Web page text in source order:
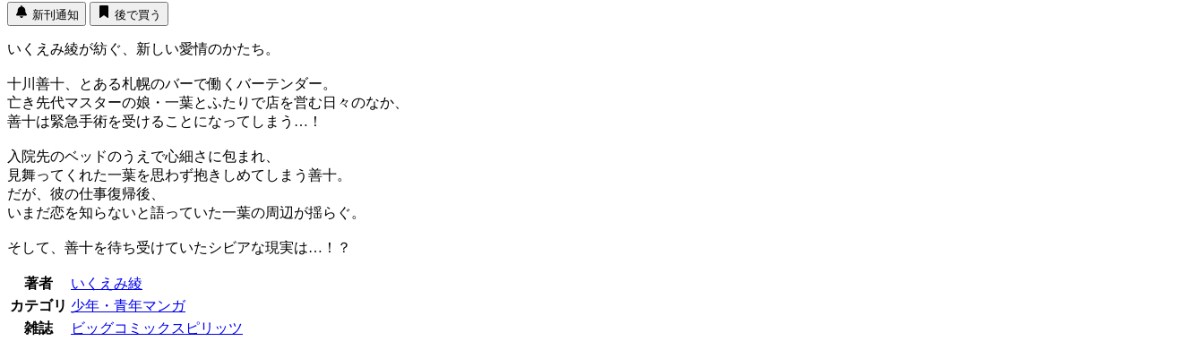
新刊通知 後で買う
いくえみ綾が紡ぐ、新しい愛情のかたち。
十川善十、とある札幌のバーで働くバーテンダー。
亡き先代マスターの娘・一葉とふたりで店を営む日々のなか、
善十は緊急手術を受けることになってしまう…！
入院先のベッドのうえで心細さに包まれ、
見舞ってくれた一葉を思わず抱きしめてしまう善十。
だが、彼の仕事復帰後、
いまだ恋を知らないと語っていた一葉の周辺が揺らぐ。
そして、善十を待ち受けていたシビアな現実は…！？
著者
いくえみ綾
カテゴリ 少年・青年マンガ
雑誌
ビッグコミックスピリッツ